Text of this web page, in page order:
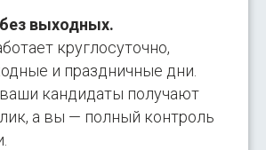
выходных.
круглосуточно,
и праздничные дни.
кандидаты получают
а вы — полный контроль